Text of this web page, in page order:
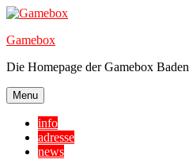
Skip
content
Gamebox
Die Homepage der Gamebox Baden
Menu
info
adresse
news